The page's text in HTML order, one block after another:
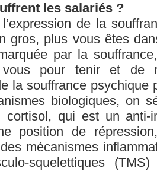
les salariés ?
de la
gros, plus vous êtes
par la
pour tenir et de
la souffrance
biologiques, on
cortisol, qui est un anti-
position de
mécanismes
squelettiques